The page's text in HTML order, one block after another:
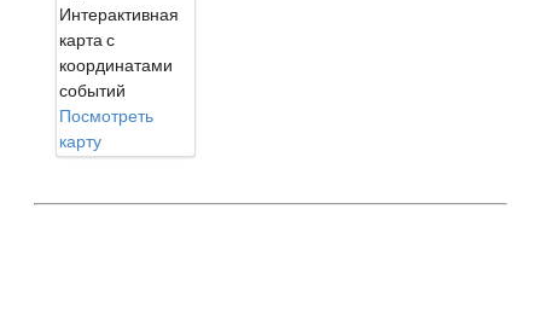
Интерактивная
карта с
координатами
событий
Посмотреть
карту